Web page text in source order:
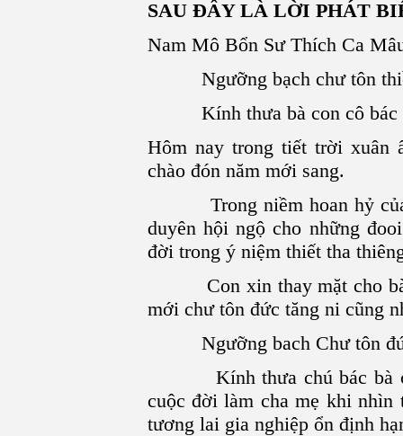
SAU ĐÂY LÀ LỜI PHÁT
Nam Mô Bổn Sư Thích Ca
Ngưỡng bạch chư tôn
Kính thưa bà con cô bác
Hôm nay trong tiết trời xuân
chào đón năm mới sang.
Trong niềm hoan hỷ của
duyên hội ngộ cho những
đời trong ý niệm thiết tha
Con xin thay mặt cho bà
mới chư tôn đức tăng ni cũng
Ngưỡng bach Chư tôn
Kính thưa chú bác bà
cuộc đời làm cha mẹ khi nhìn
tương lai gia nghiệp ổn định